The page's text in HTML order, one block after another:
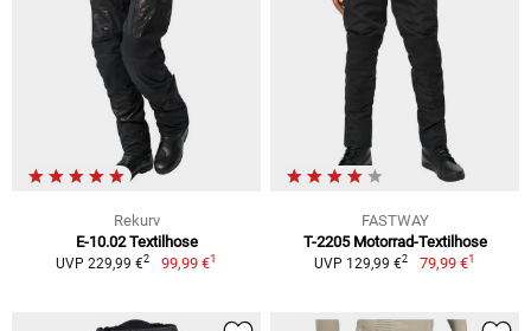
Rekurv
E-10.02 Textilhose
UVP 229,99 €2 99,99 €1
FASTWAY
T-2205 Motorrad-Textilhose
UVP 129,99 €2 79,99 €1